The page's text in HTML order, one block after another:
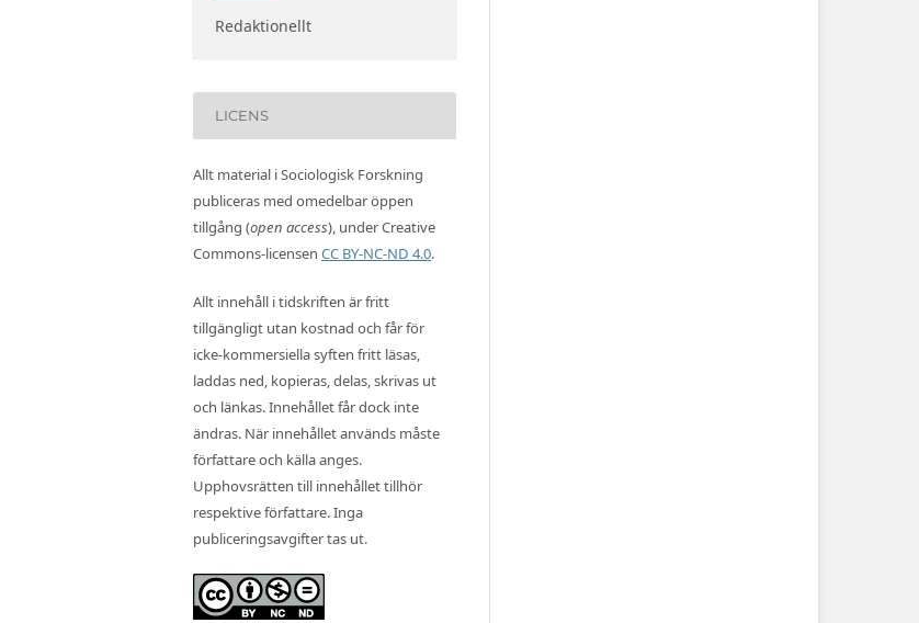
Redaktionellt
LICENS
Allt material i Sociologisk Forskning
publiceras med omedelbar öppen
tillgång (open access), under Creative
Commons-licensen CC BY-NC-ND 4.0.
Allt innehåll i tidskriften är fritt
tillgängligt utan kostnad och får för
icke-kommersiella syften fritt läsas,
laddas ned, kopieras, delas, skrivas ut
och länkas. Innehållet får dock inte
ändras. När innehållet används måste
författare och källa anges.
Upphovsrätten till innehållet tillhör
respektive författare. Inga
publiceringsavgifter tas ut.